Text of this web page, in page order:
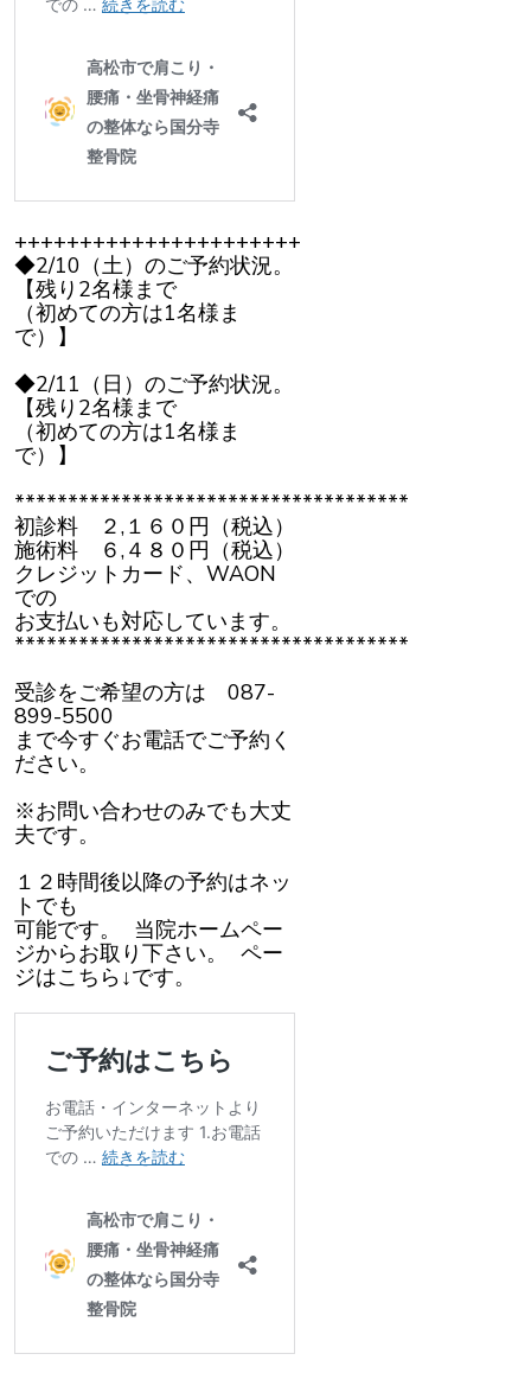
++++++++++++++++++++++
◆2/10（土）のご予約状況。
【残り2名様まで
（初めての方は1名様ま
で）】
◆2/11（日）のご予約状況。
【残り2名様まで
（初めての方は1名様ま
で）】
*************************************
初診料 ２,１６０円（税込）
施術料 ６,４８０円（税込）
クレジットカード、WAON
での
お支払いも対応しています。
*************************************
受診をご希望の方は 087-
899-5500
まで今すぐお電話でご予約く
ださい。
※お問い合わせのみでも大丈
夫です。
１２時間後以降の予約はネッ
トでも
可能です。 当院ホームペー
ジからお取り下さい。 ペー
ジはこちら↓です。